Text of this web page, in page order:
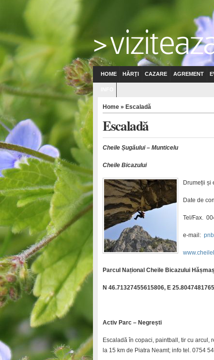
HOME HĂRŢI CAZARE AGREMENT
Home » Escaladă
Escaladă
Cheile Șugăului – Munticelu
Cheile Bicazului
Drumeții și
Date de
Tel/Fax.
e-mail:
Parcul Național Cheile Bicazului Hășmaș
N 46.71327455615806, E
Activ Parc – Negrești
Escaladă în copaci, paintball, tir cu arcul,
la 15 km de Piatra Neamt; info tel. 0754